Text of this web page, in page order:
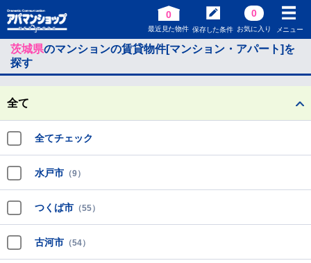
0
最近見た物件 保存した条件
0
お気に入り メニュー
茨城県のマンションの賃貸物件[マンション・アパート]を
探す
全て
全てチェック
水戸市 （9）
つくば市 （55）
古河市 （54）